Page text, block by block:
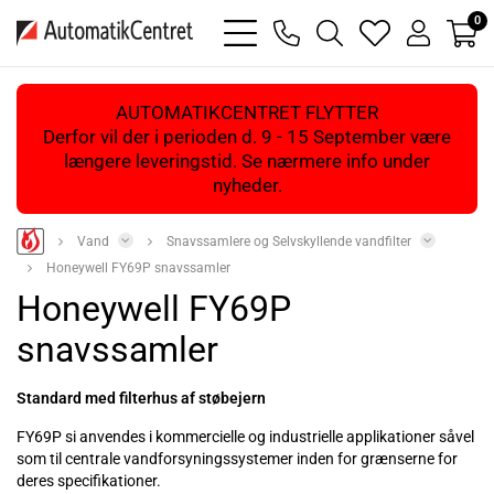
bars
light
phone
magnifying
glass
heart
light
user
light
0
AUTOMATIKCENTRET FLYTTER
Derfor vil der i perioden d. 9 - 15 September være
længere leveringstid. Se nærmere info under
nyheder.
Vand
Snavssamlere og Selvskyllende vandfilter
Honeywell FY69P snavssamler
Honeywell FY69P
snavssamler
Standard med filterhus af støbejern
FY69P si anvendes i kommercielle og industrielle applikationer såvel
som til centrale vandforsyningssystemer inden for grænserne for
deres specifikationer.